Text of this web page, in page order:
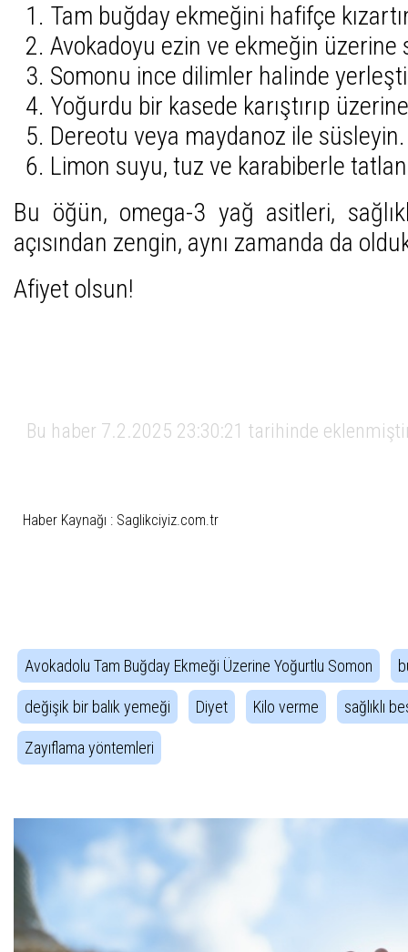
Tam buğday ekmeğini hafifçe
Avokadoyu ezin ve ekmeğin üzerine
Somonu ince dilimler halinde
Yoğurdu bir kasede karıştırıp
Dereotu veya maydanoz ile süsleyin.
Limon suyu, tuz ve karabiberle
Bu öğün, omega-3 yağ asitleri,
açısından zengin, aynı zamanda da
Afiyet olsun!
Bu haber 7.2.2025 23:30:21 tarihinde
Haber Kaynağı : Saglikciyiz.com.tr
Avokadolu Tam Buğday Ekmeği Üzerine Yoğurtlu Somon
değişik bir balık yemeği Diyet Kilo verme sağlıklı
Zayıflama yöntemleri